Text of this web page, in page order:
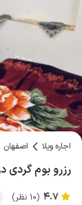
اجاره ویلا اصفهان
رزرو بوم گردی
4.7 (10 نظر)